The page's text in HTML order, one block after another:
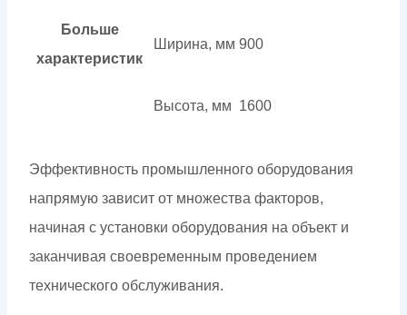
Больше
характеристик
Ширина, мм 900
Высота, мм 1600
Эффективность промышленного оборудования
напрямую зависит от множества факторов,
начиная с установки оборудования на объект и
заканчивая своевременным проведением
технического обслуживания.